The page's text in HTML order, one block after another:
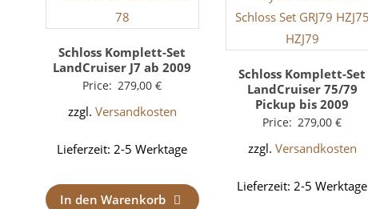
Schloss Komplett-Set
LandCruiser J7 ab 2009
Price: 279,00€
zzgl. Versandkosten
Lieferzeit:2-5 Werktage
In den Warenkorb
Schloss Komplett-Set
LandCruiser 75/79
Pickup bis 2009
Price: 279,00€
zzgl. Versandkosten
Lieferzeit:2-5 Werktage